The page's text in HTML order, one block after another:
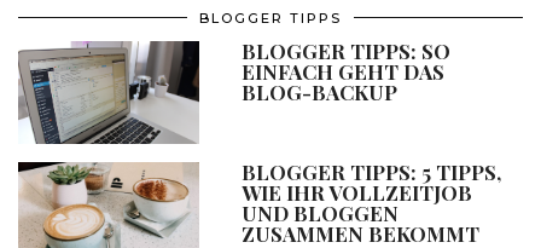
BLOGGER TIPPS
BLOGGER TIPPS: SO
EINFACH GEHT DAS
BLOG-BACKUP
BLOGGER TIPPS: 5 TIPPS,
WIE IHR VOLLZEITJOB
UND BLOGGEN
ZUSAMMEN BEKOMMT